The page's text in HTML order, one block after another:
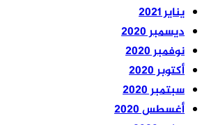
يناير 2021
ديسمبر 2020
نوفمبر 2020
أكتوبر 2020
سبتمبر 2020
أغسطس 2020